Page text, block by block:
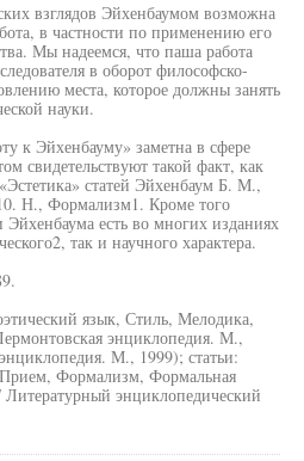
взглядов Эйхенбаумом возможна
в частности по применению его
Мы надеемся, что паша работа
в оборот философско-
места, которое должны занять
науки.
к Эйхенбауму» заметна в сфере
свидетельствуют такой факт, как
статей Эйхенбаум Б. М.,
Н., Формализм1. Кроме того
Эйхенбаума есть во многих изданиях
так и научного характера.
язык, Стиль, Мелодика,
энциклопедия. М.,
М., 1999); статьи:
Формализм, Формальная
энциклопедический